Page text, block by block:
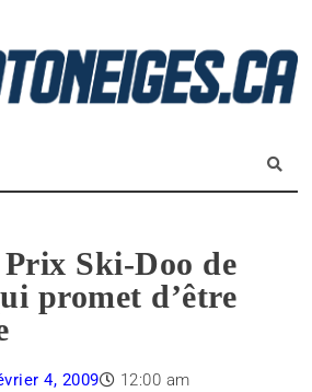
Ski-Doo de
promet d’être
4, 2009
12:00 am